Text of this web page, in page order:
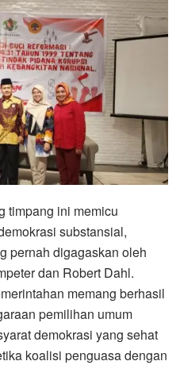
timpang ini memicu
substansial,
pernah digagaskan oleh
dan Robert Dahl.
memang berhasil
pemilihan umum
demokrasi yang sehat
koalisi penguasa dengan